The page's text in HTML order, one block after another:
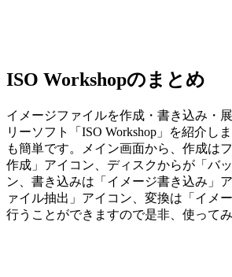
ISO Workshopのまとめ
イメージファイルを作成・書き込み・
リーソフト「ISO Workshop」を紹介し
も簡単です。メイン画面から、作成は
作成」アイコン、ディスクからが「バ
ン、書き込みは「イメージ書き込み」
ァイル抽出」アイコン、変換は「イメ
行うことができますので是非、使ってみ